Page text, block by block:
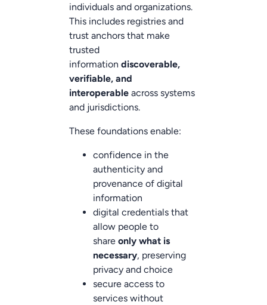
individuals and organizations.
This includes registries and
trust anchors that make
trusted
informationdiscoverable,
verifiable, and
interoperable across systems
and jurisdictions.
These foundations enable:
confidence in the
authenticity and
provenance of digital
information
digital credentials that
allow people to
shareonly what is
necessary, preserving
privacy and choice
secure access to
services without